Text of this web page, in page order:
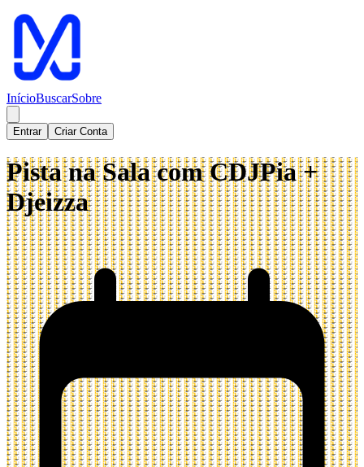
InícioBuscarSobre
Entrar Criar Conta
Pista na Sala com CDJPia +
Djeizza